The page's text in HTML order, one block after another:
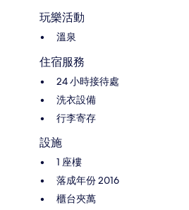
玩樂活動
溫泉
住宿服務
24 小時接待處
洗衣設備
行李寄存
設施
1 座樓
落成年份 2016
櫃台夾萬